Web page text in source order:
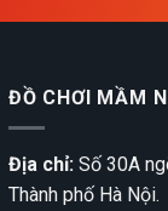
ĐỒ CHƠI MẦM
Địa chỉ: Số 30A
Thành phố Hà Nội.